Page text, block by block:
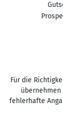
Für die
fehlerhafte